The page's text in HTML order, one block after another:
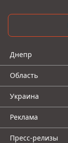
Днепр
Область
Украина
Реклама
Пресс-релизы